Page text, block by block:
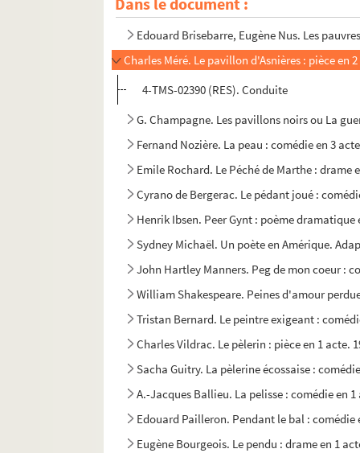
Jean Cau. Pauvre France : comédie en
Edouard Brisebarre, Eugène Nus. Les
Charles Méré. Le pavillon d'Asnières : pièce
4-TMS-02390 (RES). Conduite
G. Champagne. Les pavillons noirs ou La
Fernand Nozière. La peau : comédie en 3
Emile Rochard. Le Péché de Marthe :
Cyrano de Bergerac. Le pédant joué :
Henrik Ibsen. Peer Gynt : poème dramatique
Sydney Michaël. Un poète en Amérique.
John Hartley Manners. Peg de mon coeur :
William Shakespeare. Peines d'amour
Tristan Bernard. Le peintre exigeant :
Charles Vildrac. Le pèlerin : pièce en 1 acte.
Sacha Guitry. La pèlerine écossaise :
A.-Jacques Ballieu. La pelisse : comédie en 1
Edouard Pailleron. Pendant le bal : comédie
Eugène Bourgeois. Le pendu : drame en 1